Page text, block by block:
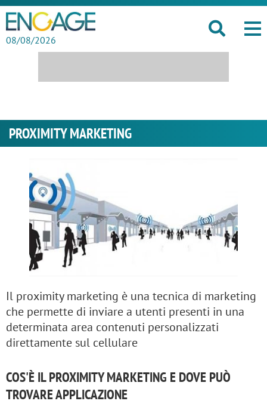
08/08/2026
PROXIMITY MARKETING
Il proximity marketing è una tecnica di marketing
che permette di inviare a utenti presenti in una
determinata area contenuti personalizzati
direttamente sul cellulare
COS'È IL PROXIMITY MARKETING E DOVE PUÒ
TROVARE APPLICAZIONE